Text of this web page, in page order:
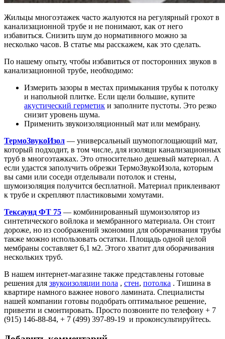
Жильцы многоэтажек часто жалуются на регулярный грохот в
канализационной трубе и не понимают, как от него
избавиться. Снизить шум до нормативного можно за
несколько часов. В статье мы расскажем, как это сделать.
По нашему опыту, чтобы избавиться от посторонних звуков в
канализационной трубе, необходимо:
Измерить зазоры в местах примыкания трубы к потолку
и напольной плитке. Если щели большие, купите
акустический герметик и заполните пустоты. Это резко
снизит уровень шума.
Применить звукоизоляционный мат или мембрану.
ТермоЗвукоИзол — универсальный шумопоглощающий мат,
который подходит, в том числе, для изоляци канализационных
труб в многоэтажках. Это относительно дешевый материал. А
если удастся заполучить обрезки ТермоЗвукоИзола, которым
вы сами или соседи отделывали потолок и стены,
шумоизоляция получится бесплатной. Материал приклеивают
к трубе и скрепляют пластиковыми хомутами.
Тексаунд ФТ 75 — комбинированный шумоизолятор из
синтетического войлока и мембранного материала. Он стоит
дороже, но из соображений экономии для оборачивания трубы
также можно использовать остатки. Площадь одной целой
мембраны составляет 6,1 м2. Этого хватит для оборачивания
нескольких труб.
В нашем интернет-магазине также представлены готовые
решения для звукоизоляции пола , стен, потолка . Тишина в
квартире намного важнее нового ламината. Специалисты
нашей компании готовы подобрать оптимальное решение,
привезти и смонтировать. Просто позвоните по телефону + 7
(915) 146-88-84, + 7 (499) 397-89-19 и проконсультируйтесь.